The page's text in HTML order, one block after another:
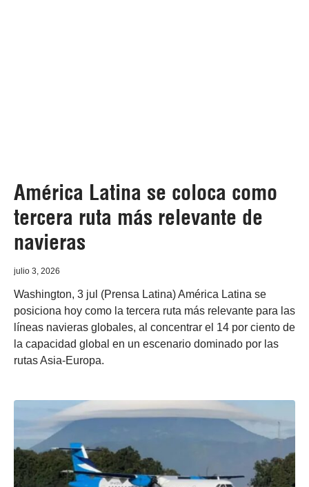
América Latina se coloca como
tercera ruta más relevante de
navieras
julio 3, 2026
Washington, 3 jul (Prensa Latina) América Latina se
posiciona hoy como la tercera ruta más relevante para las
líneas navieras globales, al concentrar el 14 por ciento de
la capacidad global en un escenario dominado por las
rutas Asia-Europa.